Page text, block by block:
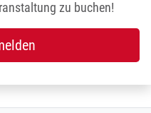
zu buchen!